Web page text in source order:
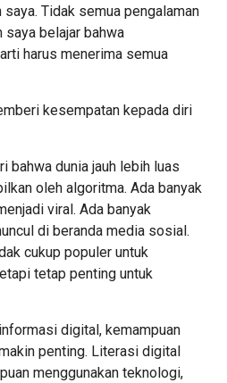
Tidak semua pengalaman
saya belajar bahwa
harus menerima semua
kesempatan kepada diri
bahwa dunia jauh lebih luas
oleh algoritma. Ada banyak
viral. Ada banyak
di beranda media sosial.
cukup populer untuk
tetap penting untuk
digital, kemampuan
penting. Literasi digital
menggunakan teknologi,